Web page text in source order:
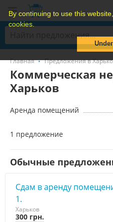
By continuing to use this
cookies.
Главная Предложения в
Коммерческая
Харьков
Аренда помещений
1 предложение
Обычные
Сдам в аренду
1.
Харьков
300 грн.